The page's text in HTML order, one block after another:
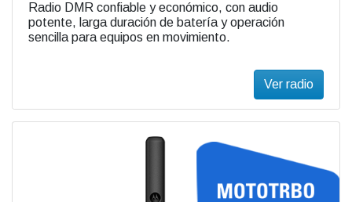
Radio DMR confiable y económico, con audio
potente, larga duración de batería y operación
sencilla para equipos en movimiento.
Ver radio